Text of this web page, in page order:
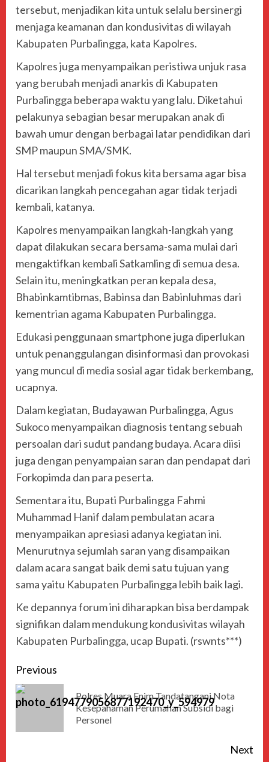
tersebut, menjadikan kita untuk selalu bersinergi
menjaga keamanan dan kondusivitas di wilayah
Kabupaten Purbalingga, kata Kapolres.
Kapolres juga menyampaikan peristiwa unjuk rasa
yang berubah menjadi anarkis di Kabupaten
Purbalingga beberapa waktu yang lalu. Diketahui
pelakunya sebagian besar merupakan anak di
bawah umur dengan berbagai latar pendidikan dari
SMP maupun SMA/SMK.
Hal tersebut menjadi fokus kita bersama agar bisa
dicarikan langkah pencegahan agar tidak terjadi
kembali, katanya.
Kapolres menyampaikan langkah-langkah yang
dapat dilakukan secara bersama-sama mulai dari
mengaktifkan kembali Satkamling di semua desa.
Selain itu, meningkatkan peran kepala desa,
Bhabinkamtibmas, Babinsa dan Babinluhmas dari
kementrian agama Kabupaten Purbalingga.
Edukasi penggunaan smartphone juga diperlukan
untuk penanggulangan disinformasi dan provokasi
yang muncul di media sosial agar tidak berkembang,
ucapnya.
Dalam kegiatan, Budayawan Purbalingga, Agus
Sukoco menyampaikan diagnosis tentang sebuah
persoalan dari sudut pandang budaya. Acara diisi
juga dengan penyampaian saran dan pendapat dari
Forkopimda dan para peserta.
Sementara itu, Bupati Purbalingga Fahmi
Muhammad Hanif dalam pembulatan acara
menyampaikan apresiasi adanya kegiatan ini.
Menurutnya sejumlah saran yang disampaikan
dalam acara sangat baik demi satu tujuan yang
sama yaitu Kabupaten Purbalingga lebih baik lagi.
Ke depannya forum ini diharapkan bisa berdampak
signifikan dalam mendukung kondusivitas wilayah
Kabupaten Purbalingga, ucap Bupati. (rswnts***)
Previous
Polres Muara Enim Tandatangani Nota
Kesepahaman Perumahan Subsidi bagi
Personel
Next